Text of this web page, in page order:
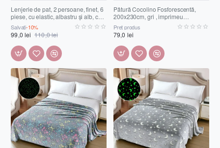
Lenjerie de pat, 2 persoane, finet, 6
piese, cu elastic, albastru și alb, cu
flori și fluturi, LEL393
Salvați-10%
99,0 lei 110,0 lei
Pătură Cocolino Fosforescentă,
200x230cm, gri , imprimeu
dinozauri, PCF108
Preț produs
79,0 lei